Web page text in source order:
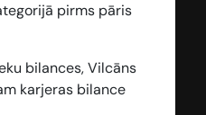
pirms pāris
bilances, Vilcāns
karjeras bilance